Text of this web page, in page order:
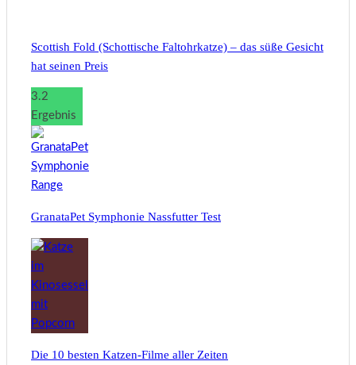
Scottish Fold (Schottische Faltohrkatze) – das süße Gesicht
hat seinen Preis
3.2
Ergebnis
GranataPet Symphonie Nassfutter Test
Die 10 besten Katzen-Filme aller Zeiten